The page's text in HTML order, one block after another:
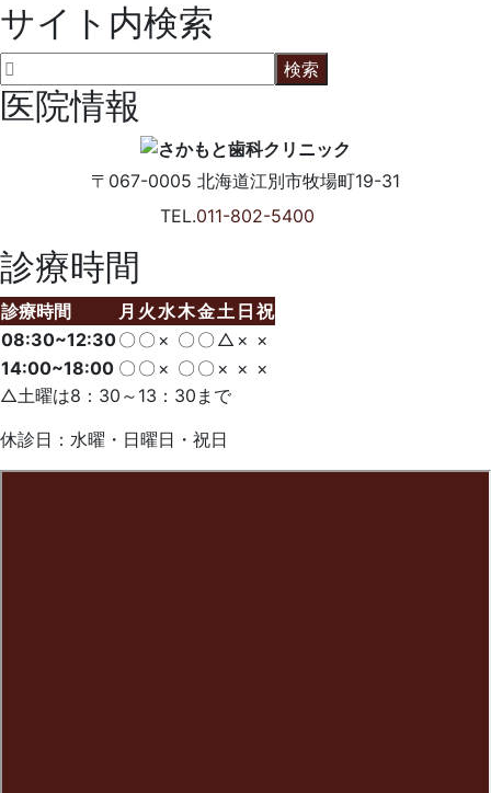
サイト内検索
医院情報
〒067-0005 北海道江別市牧場町19-31
TEL.011-802-5400
診療時間
診療時間 月 火水木金土 日 祝
08:30~12:30〇 〇 × 〇 〇 △ × ×
14:00~18:00 〇 〇 × 〇 〇 × × ×
△土曜は8：30～13：30まで
休診日：水曜・日曜日・祝日